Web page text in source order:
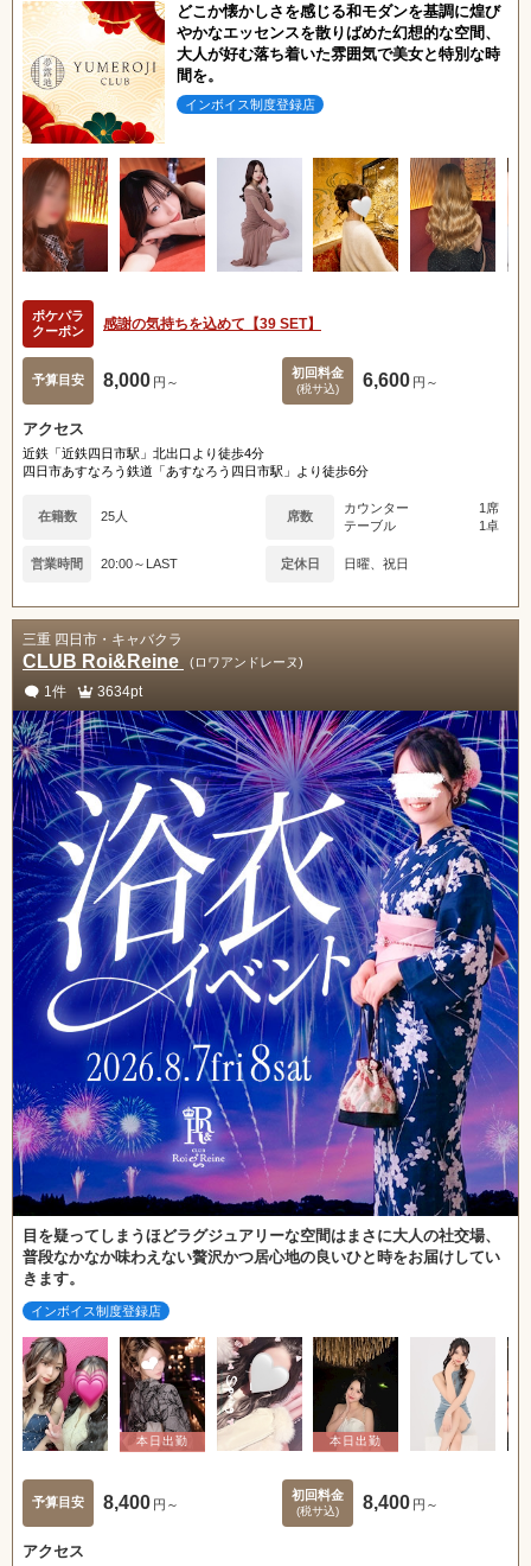
どこか懐かしさを感じる和モダンを基調に煌び
やかなエッセンスを散りばめた幻想的な空間、
大人が好む落ち着いた雰囲気で美女と特別な時
間を。
インボイス制度登録店
ポケパラ
クーポン
感謝の気持ちを込めて【39 SET】
予算目安 8,000 円～
初回料金
(税サ込) 6,600 円～
アクセス
近鉄「近鉄四日市駅」北出口より徒歩4分
四日市あすなろう鉄道「あすなろう四日市駅」より徒歩6分
在籍数 25人 席数
カウンター
1席
テーブル
1卓
営業時間 20:00～LAST 定休日 日曜、祝日
三重 四日市・キャバクラ
CLUB Roi&Reine (ロワアンドレーヌ)
1件 3634pt
目を疑ってしまうほどラグジュアリーな空間はまさに大人の社交場、
普段なかなか味わえない贅沢かつ居心地の良いひと時をお届けしてい
きます。
インボイス制度登録店
予算目安 8,400 円～
初回料金
(税サ込) 8,400 円～
アクセス